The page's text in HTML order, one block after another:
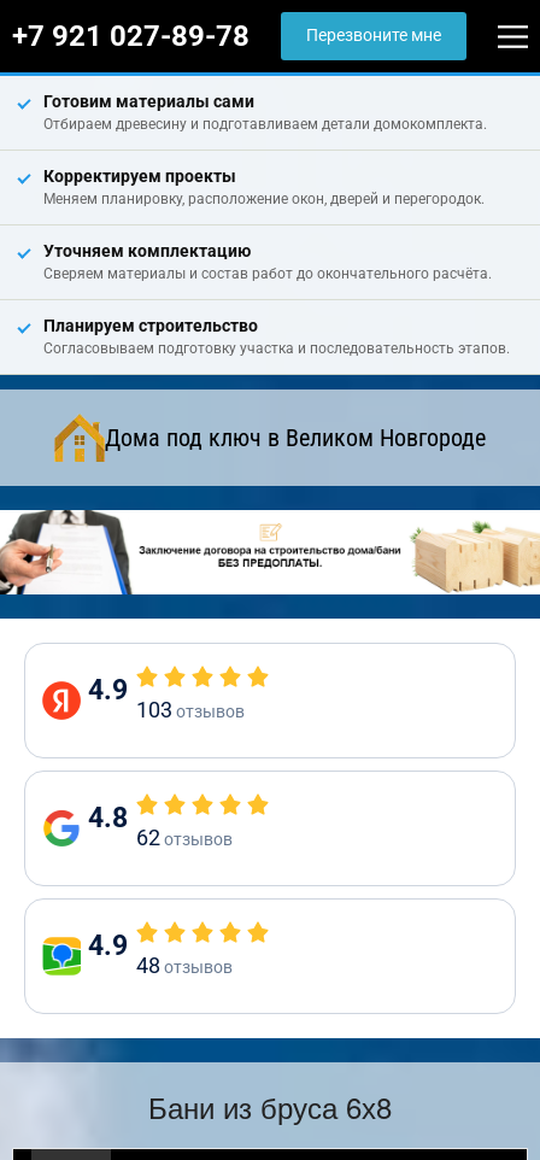
+7 921 027-89-78 Перезвоните мне
Готовим материалы сами
Отбираем древесину и подготавливаем детали домокомплекта.
Корректируем проекты
Меняем планировку, расположение окон, дверей и перегородок.
Уточняем комплектацию
Сверяем материалы и состав работ до окончательного расчёта.
Планируем строительство
Согласовываем подготовку участка и последовательность этапов.
Дома под ключ в Великом Новгороде
4.9
103 отзывов
4.8
62отзывов
4.9
48 отзывов
Бани из бруса 6х8